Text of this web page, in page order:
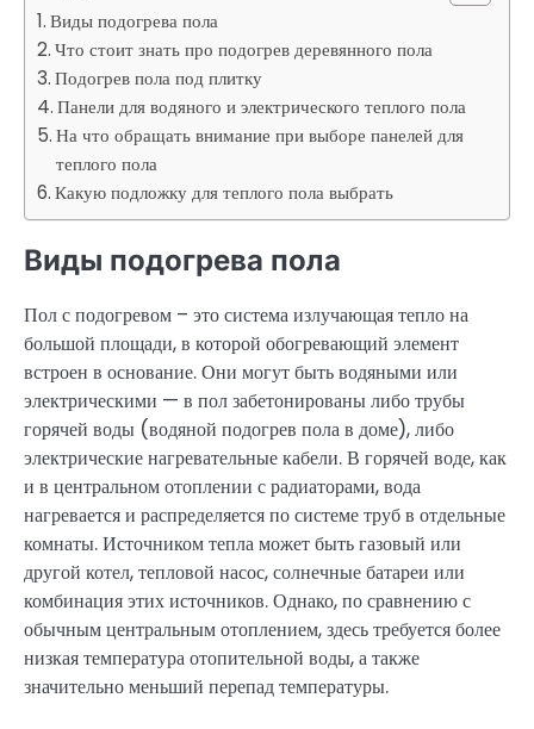
Виды подогрева пола
Что стоит знать про подогрев деревянного пола
Подогрев пола под плитку
Панели для водяного и электрического теплого пола
На что обращать внимание при выборе панелей для
теплого пола
Какую подложку для теплого пола выбрать
Виды подогрева пола
Пол с подогревом – это система излучающая тепло на
большой площади, в которой обогревающий элемент
встроен в основание. Они могут быть водяными или
электрическими — в пол забетонированы либо трубы
горячей воды (водяной подогрев пола в доме), либо
электрические нагревательные кабели. В горячей воде, как
и в центральном отоплении с радиаторами, вода
нагревается и распределяется по системе труб в отдельные
комнаты. Источником тепла может быть газовый или
другой котел, тепловой насос, солнечные батареи или
комбинация этих источников. Однако, по сравнению с
обычным центральным отоплением, здесь требуется более
низкая температура отопительной воды, а также
значительно меньший перепад температуры.